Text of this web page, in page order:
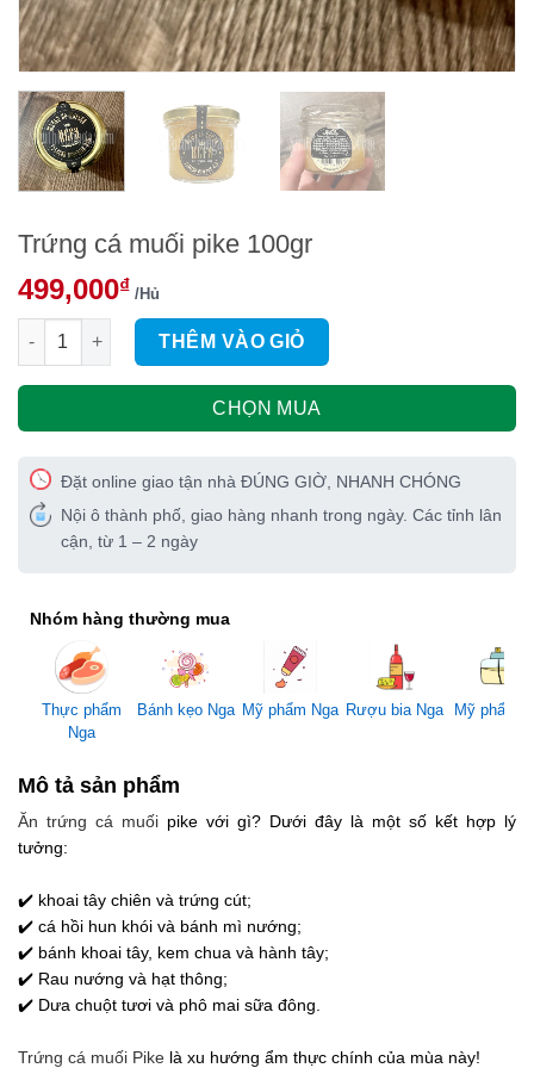
Trứng cá muối pike 100gr
499,000₫ /Hủ
Trứng cá muối pike 100gr số lượng
THÊM VÀO GIỎ
CHỌN MUA
Đặt online giao tận nhà ĐÚNG GIỜ, NHANH CHÓNG
Nội ô thành phố, giao hàng nhanh trong ngày. Các tỉnh lân
cận, từ 1 – 2 ngày
Nhóm hàng thường mua
Thực phẩm
Nga
Bánh kẹo Nga Mỹ phẩm Nga Rượu bia Nga Mỹ phẩm
Mô tả sản phẩm
Ăn trứng cá muối pike với gì? Dưới đây là một số kết hợp lý
tưởng:
✔️ khoai tây chiên và trứng cút;
✔️ cá hồi hun khói và bánh mì nướng;
✔️ bánh khoai tây, kem chua và hành tây;
✔️ Rau nướng và hạt thông;
✔️ Dưa chuột tươi và phô mai sữa đông.
Trứng cá muối Pike là xu hướng ẩm thực chính của mùa này!